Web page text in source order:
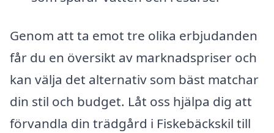
Genom att ta emot tre olika erbjudanden
får du en översikt av marknadspriser och
kan välja det alternativ som bäst matchar
din stil och budget. Låt oss hjälpa dig att
förvandla din trädgård i Fiskebäckskil till